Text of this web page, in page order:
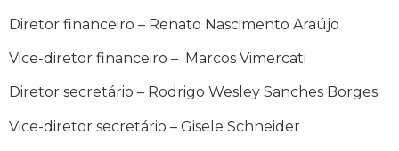
Diretor financeiro – Renato Nascimento Araújo
Vice-diretor financeiro – Marcos Vimercati
Diretor secretário – Rodrigo Wesley Sanches Borges
Vice-diretor secretário – Gisele Schneider